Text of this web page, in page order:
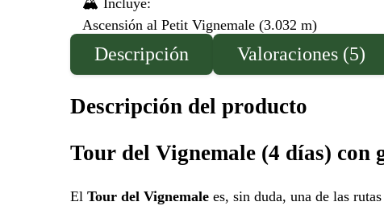
Petit
Vignemale
cantidad
🏔️ Incluye:
Ascensión al Petit Vignemale (3.032 m)
Descripción Valoraciones (5)
Descripción del producto
Tour del Vignemale (4 días)
El Tour del Vignemale es, sin duda, una de las